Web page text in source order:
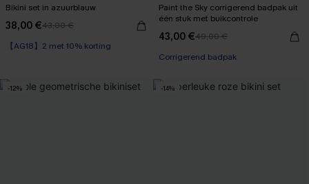
Bikini set in azuurblauw
38,00 €43,00 €
【AG18】2 met 10% korting
Paint the Sky corrigerend badpak uit
één stuk met buikcontrole
43,00 €49,00 €
Corrigerend badpak
-12% -14%